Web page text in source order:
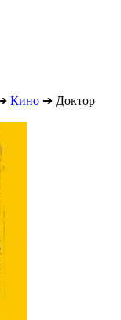
Кино ➔ Доктор